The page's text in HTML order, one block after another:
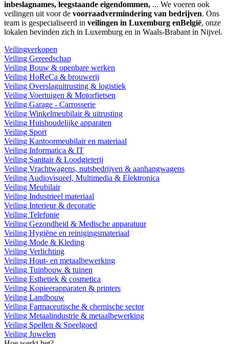
inbeslagnames, leegstaande eigendommen, ... We voeren ook
veilingen uit voor de voorraadvermindering van bedrijven. Ons
team is gespecialiseerd in veilingen in Luxemburg enBelgië, onze
lokalen bevinden zich in Luxemburg en in Waals-Brabant in Nijvel.
Veilingverkopen
Veiling Gereedschap
Veiling Bouw & openbare werken
Veiling HoReCa & brouwerij
Veiling Overslaguitrusting & logistiek
Veiling Voertuigen & Motorfietsen
Veiling Garage - Carrosserie
Veiling Winkelmeubilair & uitrusting
Veiling Huishoudelijke apparaten
Veiling Sport
Veiling Kantoormeubilair en materiaal
Veiling Informatica & IT
Veiling Sanitair & Loodgieterij
Veiling Vrachtwagens, nutsbedrijven & aanhangwagens
Veiling Audiovisueel, Multimedia & Elektronica
Veiling Meubilair
Veiling Industrieel materiaal
Veiling Interieur & decoratie
Veiling Telefonie
Veiling Gezondheid & Medische apparatuur
Veiling Hygiëne en reinigingsmateriaal
Veiling Mode & Kleding
Veiling Verlichting
Veiling Hout- en metaalbewerking
Veiling Tuinbouw & tuinen
Veiling Esthetiek & cosmetica
Veiling Kopieerapparaten & printers
Veiling Landbouw
Veiling Farmaceutische & chemische sector
Veiling Metaalindustrie & metaalbewerking
Veiling Spellen & Speelgoed
Veiling Juwelen